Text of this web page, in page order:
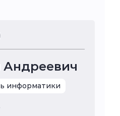
Андреевич
информатики